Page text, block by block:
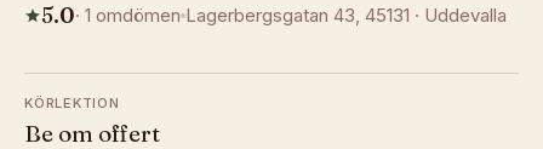
5.0· 1 omdömen Lagerbergsgatan 43, 45131 · Uddevalla
KÖRLEKTION
Be om offert